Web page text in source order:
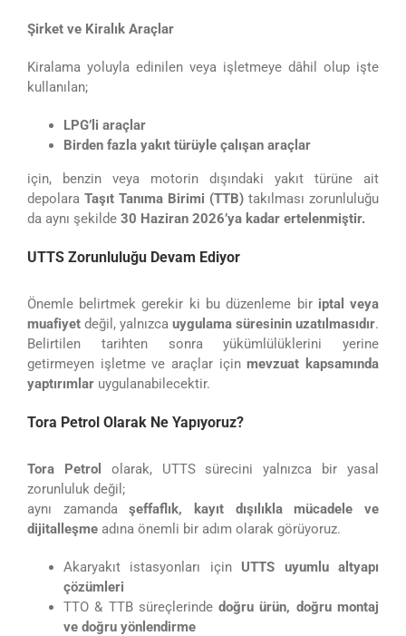
Şirket ve Kiralık Araçlar
Kiralama yoluyla edinilen veya işletmeye dâhil olup işte
kullanılan;
LPG’li araçlar
Birden fazla yakıt türüyle çalışan araçlar
için, benzin veya motorin dışındaki yakıt türüne ait
depolara Taşıt Tanıma Birimi (TTB) takılması zorunluluğu
da aynı şekilde 30 Haziran 2026’ya kadar ertelenmiştir.
UTTS Zorunluluğu Devam Ediyor
Önemle belirtmek gerekir ki bu düzenleme bir iptal veya
muafiyetdeğil, yalnızca uygulama süresinin uzatılmasıdır.
Belirtilen tarihten sonra yükümlülüklerini yerine
getirmeyen işletme ve araçlar içinmevzuat kapsamında
yaptırımlaruygulanabilecektir.
Tora Petrol Olarak Ne Yapıyoruz?
Tora Petrol
olarak, UTTS sürecini yalnızca bir yasal
zorunluluk değil;
aynı zamandaşeffaflık, kayıt dışılıkla mücadele ve
dijitalleşmeadına önemli bir adım olarak görüyoruz.
Akaryakıt istasyonları için UTTS uyumlu altyapı
çözümleri
TTO & TTB süreçlerindedoğru ürün, doğru montaj
ve doğru yönlendirme